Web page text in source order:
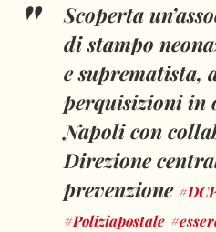
Scoperta
di stampo
e suprematista,
perquisizioni in
Napoli con
Direzione
prevenzione
#Poliziapostale